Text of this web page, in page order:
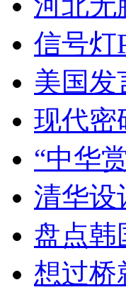
信号灯
美国发
现代
“中华
清华设
盘点韩
想过桥